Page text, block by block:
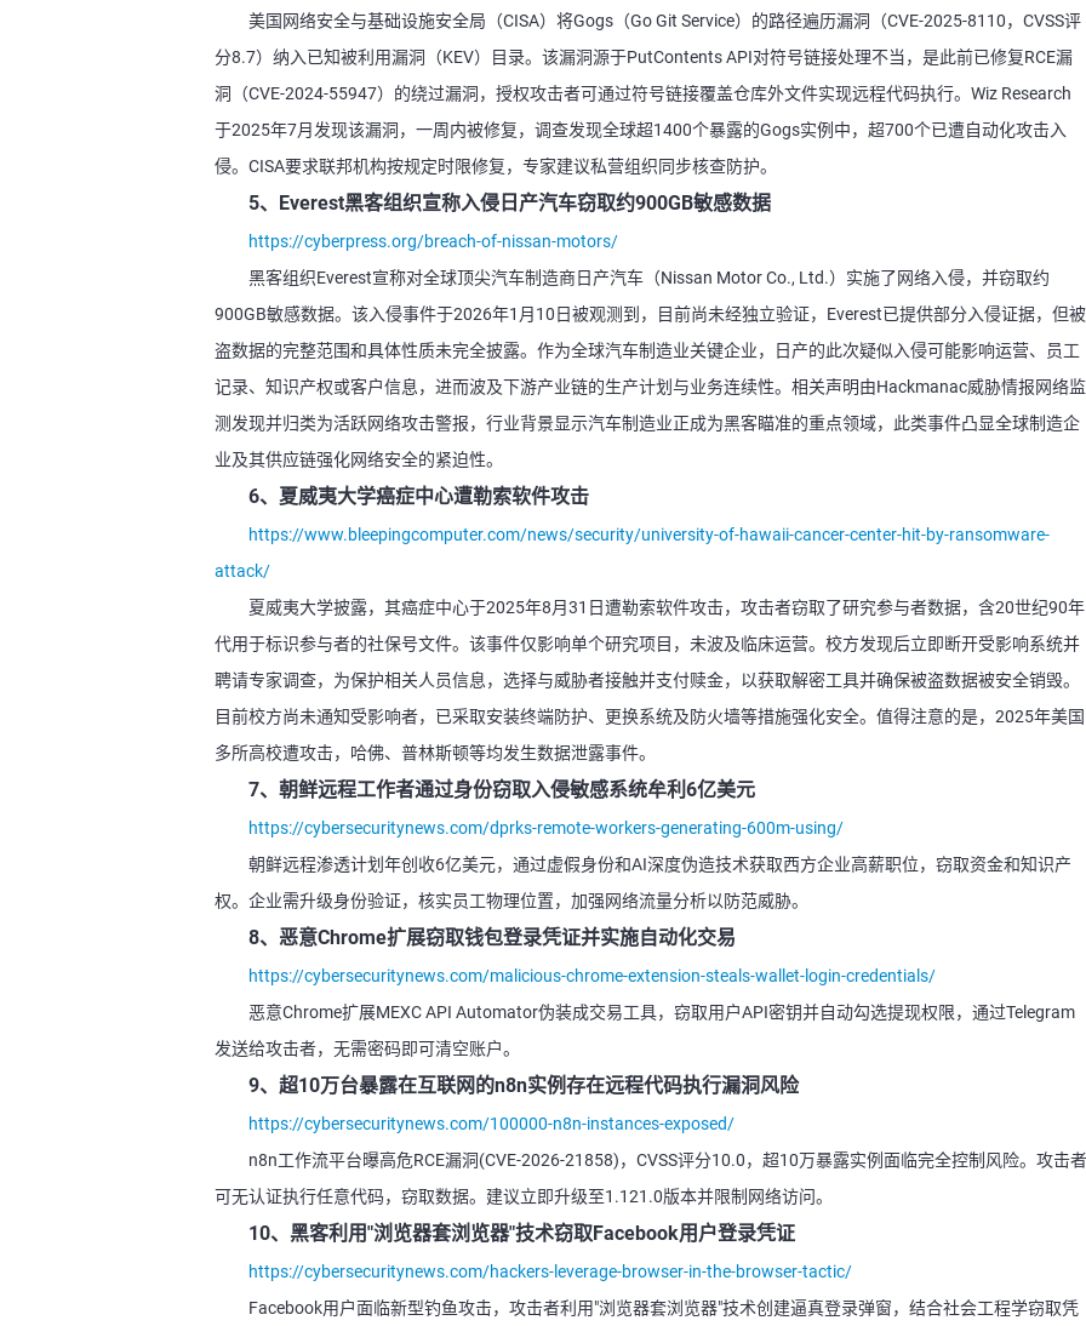
美国网络安全与基础设施安全局（CISA）将Gogs（Go Git Service）的路径遍历漏洞（CVE-2025-8110，CVSS评
分8.7）纳入已知被利用漏洞（KEV）目录。该漏洞源于PutContents API对符号链接处理不当，是此前已修复RCE漏
洞（CVE-2024-55947）的绕过漏洞，授权攻击者可通过符号链接覆盖仓库外文件实现远程代码执行。Wiz Research
于2025年7月发现该漏洞，一周内被修复，调查发现全球超1400个暴露的Gogs实例中，超700个已遭自动化攻击入
侵。CISA要求联邦机构按规定时限修复，专家建议私营组织同步核查防护。
5、Everest黑客组织宣称入侵日产汽车窃取约900GB敏感数据
https://cyberpress.org/breach-of-nissan-motors/
黑客组织Everest宣称对全球顶尖汽车制造商日产汽车（Nissan Motor Co., Ltd.）实施了网络入侵，并窃取约
900GB敏感数据。该入侵事件于2026年1月10日被观测到，目前尚未经独立验证，Everest已提供部分入侵证据，但被
盗数据的完整范围和具体性质未完全披露。作为全球汽车制造业关键企业，日产的此次疑似入侵可能影响运营、员工
记录、知识产权或客户信息，进而波及下游产业链的生产计划与业务连续性。相关声明由Hackmanac威胁情报网络监
测发现并归类为活跃网络攻击警报，行业背景显示汽车制造业正成为黑客瞄准的重点领域，此类事件凸显全球制造企
业及其供应链强化网络安全的紧迫性。
6、夏威夷大学癌症中心遭勒索软件攻击
https://www.bleepingcomputer.com/news/security/university-of-hawaii-cancer-center-hit-by-ransomware-
attack/
夏威夷大学披露，其癌症中心于2025年8月31日遭勒索软件攻击，攻击者窃取了研究参与者数据，含20世纪90年
代用于标识参与者的社保号文件。该事件仅影响单个研究项目，未波及临床运营。校方发现后立即断开受影响系统并
聘请专家调查，为保护相关人员信息，选择与威胁者接触并支付赎金，以获取解密工具并确保被盗数据被安全销毁。
目前校方尚未通知受影响者，已采取安装终端防护、更换系统及防火墙等措施强化安全。值得注意的是，2025年美国
多所高校遭攻击，哈佛、普林斯顿等均发生数据泄露事件。
7、朝鲜远程工作者通过身份窃取入侵敏感系统牟利6亿美元
https://cybersecuritynews.com/dprks-remote-workers-generating-600m-using/
朝鲜远程渗透计划年创收6亿美元，通过虚假身份和AI深度伪造技术获取西方企业高薪职位，窃取资金和知识产
权。企业需升级身份验证，核实员工物理位置，加强网络流量分析以防范威胁。
8、恶意Chrome扩展窃取钱包登录凭证并实施自动化交易
https://cybersecuritynews.com/malicious-chrome-extension-steals-wallet-login-credentials/
恶意Chrome扩展MEXC API Automator伪装成交易工具，窃取用户API密钥并自动勾选提现权限，通过Telegram
发送给攻击者，无需密码即可清空账户。
9、超10万台暴露在互联网的n8n实例存在远程代码执行漏洞风险
https://cybersecuritynews.com/100000-n8n-instances-exposed/
n8n工作流平台曝高危RCE漏洞(CVE-2026-21858)，CVSS评分10.0，超10万暴露实例面临完全控制风险。攻击者
可无认证执行任意代码，窃取数据。建议立即升级至1.121.0版本并限制网络访问。
10、黑客利用"浏览器套浏览器"技术窃取Facebook用户登录凭证
https://cybersecuritynews.com/hackers-leverage-browser-in-the-browser-tactic/
Facebook用户面临新型钓鱼攻击，攻击者利用"浏览器套浏览器"技术创建逼真登录弹窗，结合社会工程学窃取凭